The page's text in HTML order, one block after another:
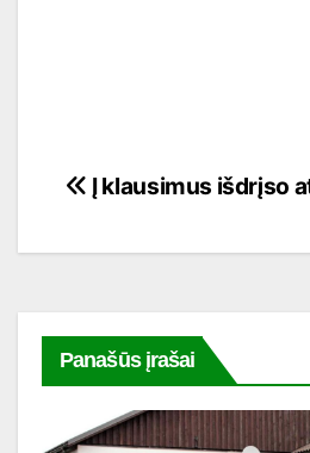
Navigacija
Į klausimus išdrįso
Panašūs įrašai